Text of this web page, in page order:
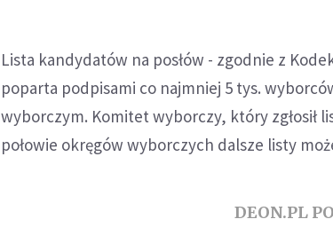
Lista kandydatów na posłów - zgodnie z
poparta podpisami co najmniej 5 tys.
wyborczym. Komitet wyborczy, który zgłosił
połowie okręgów wyborczych dalsze listy
DEON.PL